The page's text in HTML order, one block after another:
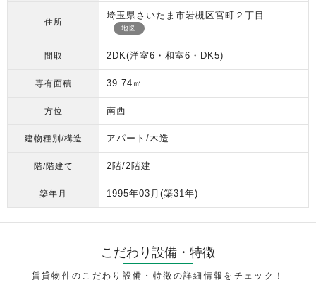
住所
埼玉県さいたま市岩槻区宮町２丁目
地図
間取 2DK(洋室6・和室6・DK5)
専有面積 39.74㎡
方位 南西
建物種別/構造 アパート/木造
階/階建て 2階/2階建
築年月 1995年03月 (築31年)
こだわり設備・特徴
賃貸物件のこだわり設備・特徴の詳細情報をチェック！